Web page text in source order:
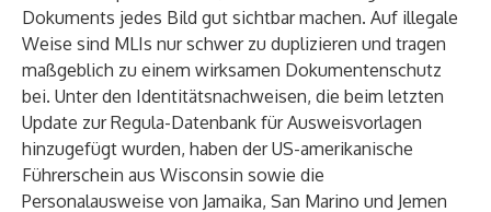
Dokuments jedes Bild gut sichtbar machen. Auf illegale
Weise sind MLIs nur schwer zu duplizieren und tragen
maßgeblich zu einem wirksamen Dokumentenschutz
bei. Unter den Identitätsnachweisen, die beim letzten
Update zur Regula-Datenbank für Ausweisvorlagen
hinzugefügt wurden, haben der US-amerikanische
Führerschein aus Wisconsin sowie die
Personalausweise von Jamaika, San Marino und Jemen